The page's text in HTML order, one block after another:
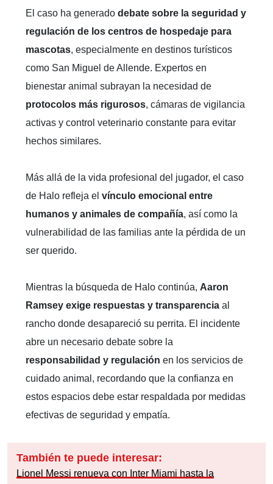
El caso ha generado debate sobre la seguridad y
regulación de los centros de hospedaje para
mascotas, especialmente en destinos turísticos
como San Miguel de Allende. Expertos en
bienestar animal subrayan la necesidad de
protocolos más rigurosos, cámaras de vigilancia
activas y control veterinario constante para evitar
hechos similares.
Más allá de la vida profesional del jugador, el caso
de Halo refleja el vínculo emocional entre
humanos y animales de compañía, así como la
vulnerabilidad de las familias ante la pérdida de un
ser querido.
Mientras la búsqueda de Halo continúa, Aaron
Ramsey exige respuestas y transparencia al
rancho donde desapareció su perrita. El incidente
abre un necesario debate sobre la
responsabilidad y regulación en los servicios de
cuidado animal, recordando que la confianza en
estos espacios debe estar respaldada por medidas
efectivas de seguridad y empatía.
También te puede interesar:
Lionel Messi renueva con Inter Miami hasta la